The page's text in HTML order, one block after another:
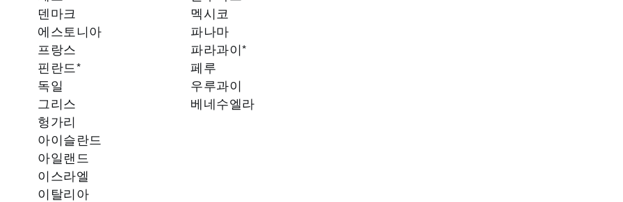
덴마크
멕시코
에스토니아
파나마
프랑스
파라과이*
핀란드*
페루
독일
우루과이
그리스
베네수엘라
헝가리
아이슬란드
아일랜드
이스라엘
이탈리아